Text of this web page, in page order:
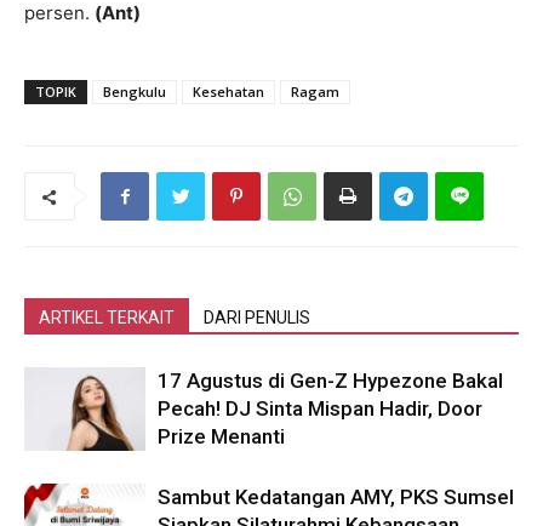
persen. (Ant)
TOPIK Bengkulu Kesehatan Ragam
ARTIKEL TERKAIT DARI PENULIS
17 Agustus di Gen-Z Hypezone Bakal
Pecah! DJ Sinta Mispan Hadir, Door
Prize Menanti
Sambut Kedatangan AMY, PKS Sumsel